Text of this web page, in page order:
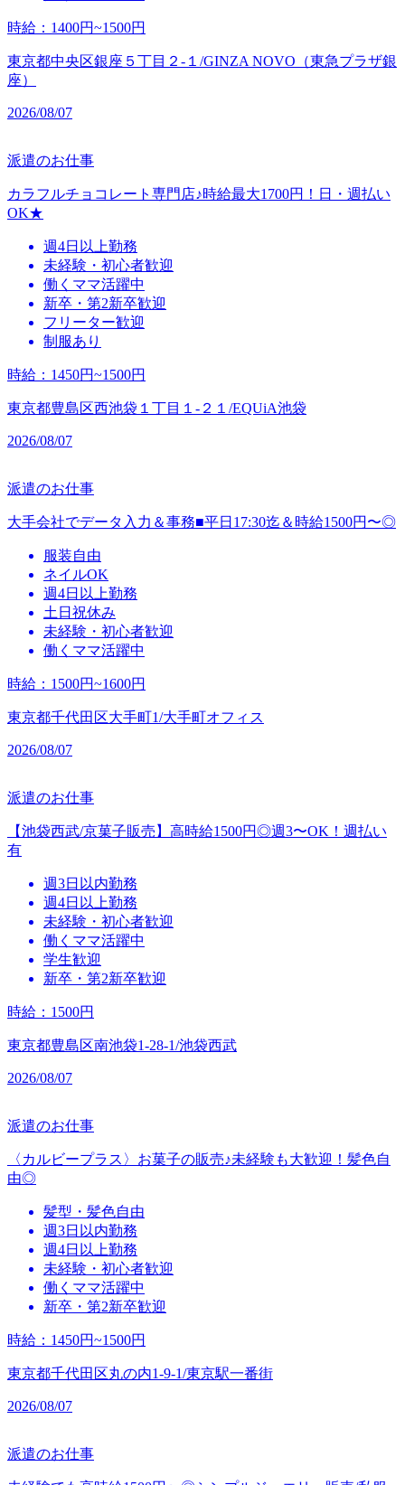
時給 ： 1400円~1500円
東京都中央区銀座５丁目２‐１/GINZA NOVO（東急プラザ銀
座）
2026/08/07
派遣のお仕事
カラフルチョコレート専門店♪時給最大1700円！日・週払い
OK★
週4日以上勤務
未経験・初心者歓迎
働くママ活躍中
新卒・第2新卒歓迎
フリーター歓迎
制服あり
時給 ： 1450円~1500円
東京都豊島区西池袋１丁目１‐２１/EQUiA池袋
2026/08/07
派遣のお仕事
大手会社でデータ入力＆事務■平日17:30迄＆時給1500円〜◎
服装自由
ネイルOK
週4日以上勤務
土日祝休み
未経験・初心者歓迎
働くママ活躍中
時給 ： 1500円~1600円
東京都千代田区大手町1/大手町オフィス
2026/08/07
派遣のお仕事
【池袋西武/京菓子販売】高時給1500円◎週3〜OK！週払い
有
週3日以内勤務
週4日以上勤務
未経験・初心者歓迎
働くママ活躍中
学生歓迎
新卒・第2新卒歓迎
時給 ： 1500円
東京都豊島区南池袋1-28-1/池袋西武
2026/08/07
派遣のお仕事
〈カルビープラス〉お菓子の販売♪未経験も大歓迎！髪色自
由◎
髪型・髪色自由
週3日以内勤務
週4日以上勤務
未経験・初心者歓迎
働くママ活躍中
新卒・第2新卒歓迎
時給 ： 1450円~1500円
東京都千代田区丸の内1-9-1/東京駅一番街
2026/08/07
派遣のお仕事